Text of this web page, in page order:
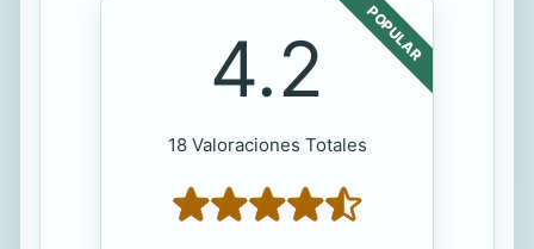
POPULAR
4.2
18 Valoraciones Totales